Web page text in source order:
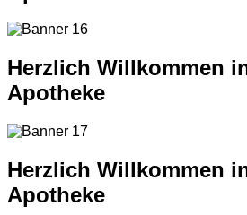
Herzlich Willkommen
Apotheke
Herzlich Willkommen
Apotheke